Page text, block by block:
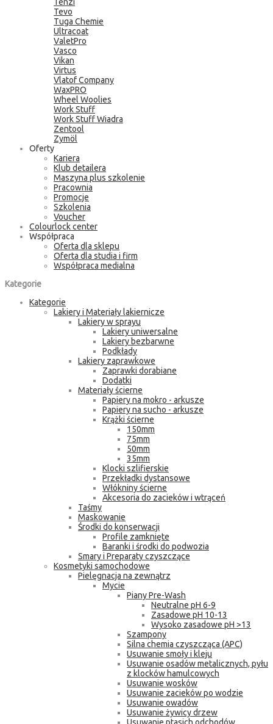
Tevo
Tuga Chemie
Ultracoat
ValetPro
Vasco
Vikan
Virtus
Vlatof Company
WaxPRO
Wheel Woolies
Work Stuff
Work Stuff Wiadra
Zentool
Zymöl
Oferty
Kariera
Klub detailera
Maszyna plus szkolenie
Pracownia
Promocje
Szkolenia
Voucher
Colourlock center
Współpraca
Oferta dla sklepu
Oferta dla studia i firm
Współpraca medialna
Kategorie
Kategorie
Lakiery i Materiały lakiernicze
Lakiery w sprayu
Lakiery uniwersalne
Lakiery bezbarwne
Podkłady
Lakiery zaprawkowe
Zaprawki dorabiane
Dodatki
Materiały ścierne
Papiery na mokro - arkusze
Papiery na sucho - arkusze
Krążki ścierne
150mm
75mm
50mm
35mm
Klocki szlifierskie
Przekładki dystansowe
Włókniny ścierne
Akcesoria do zacieków i wtrąceń
Taśmy
Maskowanie
Środki do konserwacji
Profile zamknięte
Baranki i środki do podwozia
Smary i Preparaty czyszczące
Kosmetyki samochodowe
Pielęgnacja na zewnątrz
Mycie
Piany Pre-Wash
Neutralne pH 6-9
Zasadowe pH 10-13
Wysoko zasadowe pH >13
Szampony
Silna chemia czyszcząca (APC)
Usuwanie smoły i kleju
Usuwanie osadów metalicznych, pyłu
z klocków hamulcowych
Usuwanie wosków
Usuwanie zacieków po wodzie
Usuwanie owadów
Usuwanie żywicy drzew